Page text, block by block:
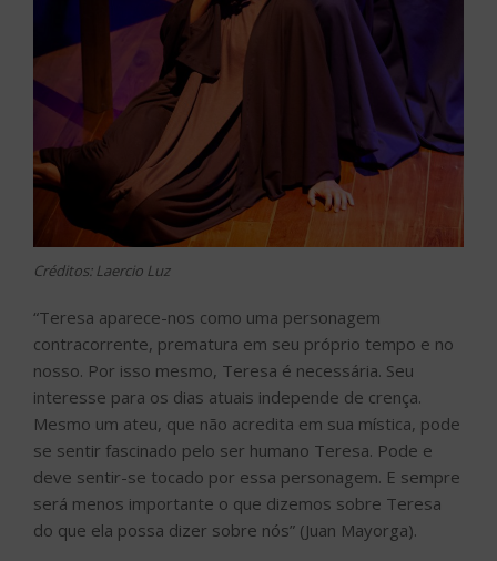
Créditos: Laercio Luz
“Teresa aparece-nos como uma personagem
contracorrente, prematura em seu próprio tempo e no
nosso. Por isso mesmo, Teresa é necessária. Seu
interesse para os dias atuais independe de crença.
Mesmo um ateu, que não acredita em sua mística, pode
se sentir fascinado pelo ser humano Teresa. Pode e
deve sentir-se tocado por essa personagem. E sempre
será menos importante o que dizemos sobre Teresa
do que ela possa dizer sobre nós” (Juan Mayorga).